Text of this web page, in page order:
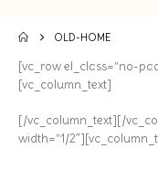
OLD-HOME
[vc_row el_class=”no-
[vc_column_text]
[/vc_column_text][/
width=”1/